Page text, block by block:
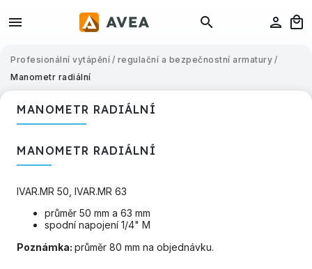
Profesionální vytápění / regulační a bezpečnostní armatury /
Manometr radiální
MANOMETR RADIÁLNÍ
MANOMETR RADIÁLNÍ
IVAR.MR 50, IVAR.MR 63
průměr 50 mm a 63 mm
spodní napojení 1/4" M
Poznámka: průměr 80 mm na objednávku.